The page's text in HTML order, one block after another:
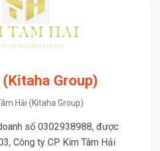
Group)
Hải (Kitaha Group)
số 0302938988, được
Công ty CP Kim Tâm Hải